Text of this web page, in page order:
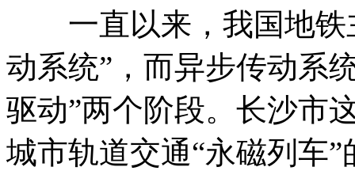
一直以来，我国地铁
动系统”，而异步传动系
驱动”两个阶段。长沙市
城市轨道交通“永磁列车”